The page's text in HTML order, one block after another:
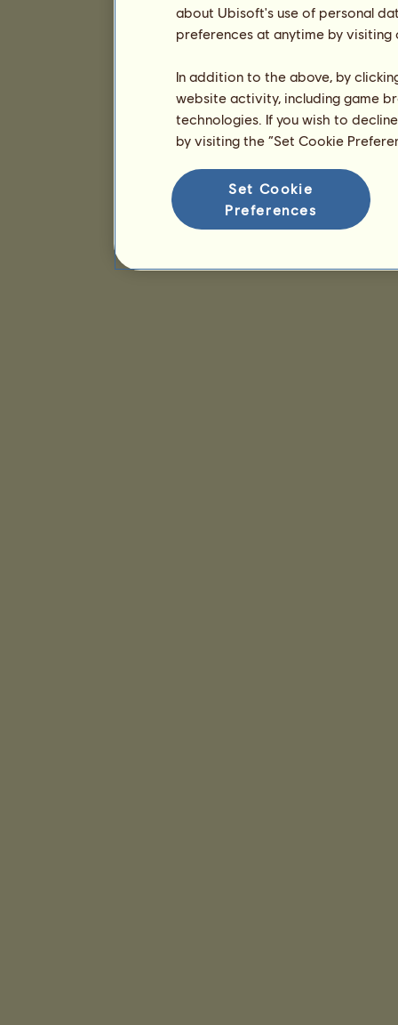
about Ubisoft's use of personal
preferences at anytime by
In addition to the above, by
website activity, including game
technologies. If you wish to
by visiting the “Set Cookie
Set Cookie
Preferences